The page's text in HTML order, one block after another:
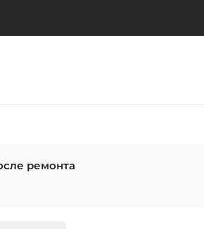
ремонта